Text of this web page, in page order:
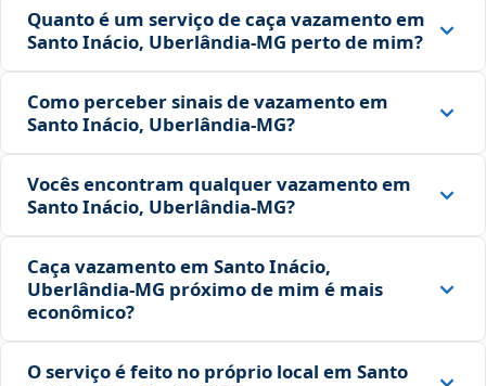
Quanto é um serviço de caça vazamento em
Santo Inácio, Uberlândia‑MG perto de mim?
Como perceber sinais de vazamento em
Santo Inácio, Uberlândia‑MG?
Vocês encontram qualquer vazamento em
Santo Inácio, Uberlândia‑MG?
Caça vazamento em Santo Inácio,
Uberlândia‑MG próximo de mim é mais
econômico?
O serviço é feito no próprio local em Santo